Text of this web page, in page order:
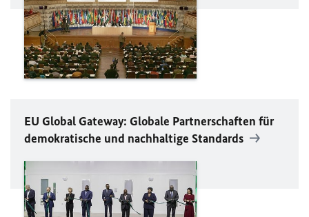
EU Global Gateway: Globale Partnerschaften für
demokratische und nachhaltige Standards